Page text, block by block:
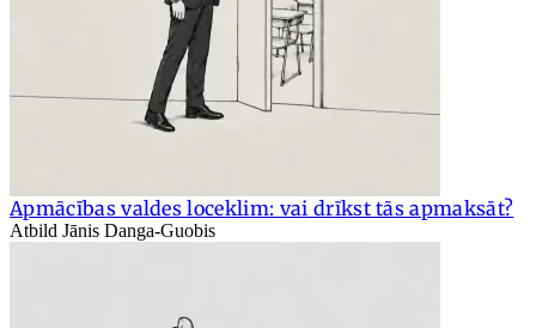
Apmācības valdes loceklim: vai drīkst tās apmaksāt?
Atbild Jānis Danga-Guobis